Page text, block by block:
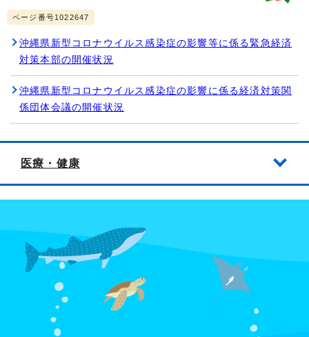
ページ番号1022647
沖縄県新型コロナウイルス感染症の影響等に係る緊急経済
対策本部の開催状況
沖縄県新型コロナウイルス感染症の影響に係る経済対策関
係団体会議の開催状況
医療・健康